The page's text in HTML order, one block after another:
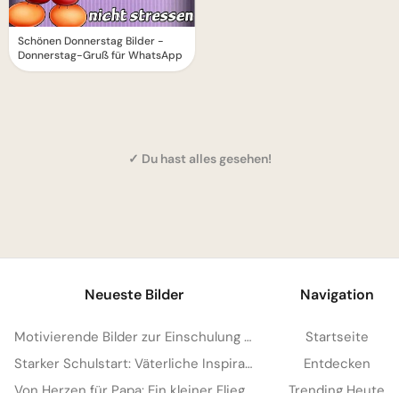
Schönen Donnerstag Bilder -
Donnerstag-Gruß für WhatsApp
✓ Du hast alles gesehen!
Neueste Bilder
Motivierende Bilder zur Einschulung mit Familienliebe – Herzlich für WhatsApp
Starker Schulstart: Väterliche Inspiration für Instagram
Navigation
Startseite
Entdecken